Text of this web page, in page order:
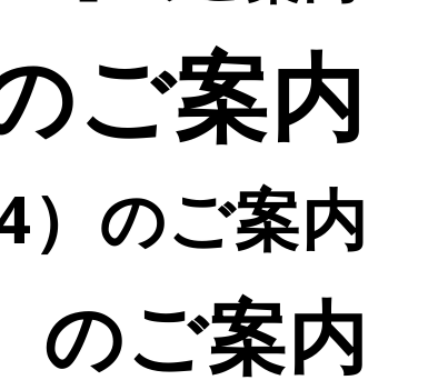
ご案内
）のご案内
のご案内